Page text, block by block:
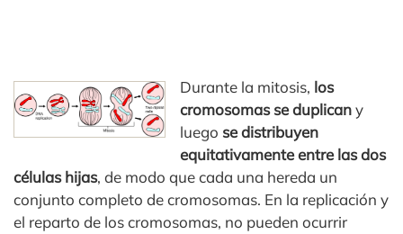
Durante la mitosis, los
cromosomas se duplicany
luego se distribuyen
equitativamente entre las dos
células hijas, de modo que cada una hereda un
conjunto completo de cromosomas. En la replicación y
el reparto de los cromosomas, no pueden ocurrir